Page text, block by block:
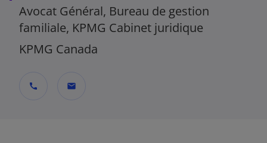
Avocat Général, Bureau de gestion
familiale, KPMG Cabinet juridique
KPMG Canada
call mail